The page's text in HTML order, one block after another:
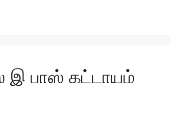
இ பாஸ் கட்டாயம்